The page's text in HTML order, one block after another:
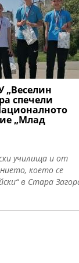
„Веселин
спечели
„Млад
училища и от
което се
в Стара